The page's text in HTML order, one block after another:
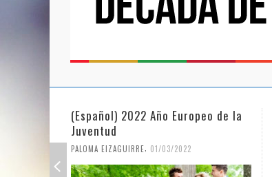
(Español) 2022 Año Europeo de la
Juventud
PALOMA EIZAGUIRRE 01/03/2022